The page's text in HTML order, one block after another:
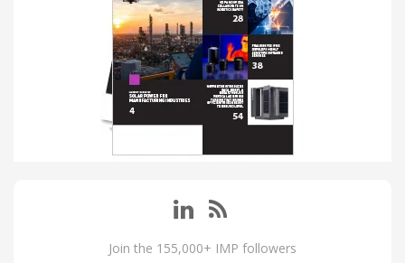
Join the 155,000+ IMP followers